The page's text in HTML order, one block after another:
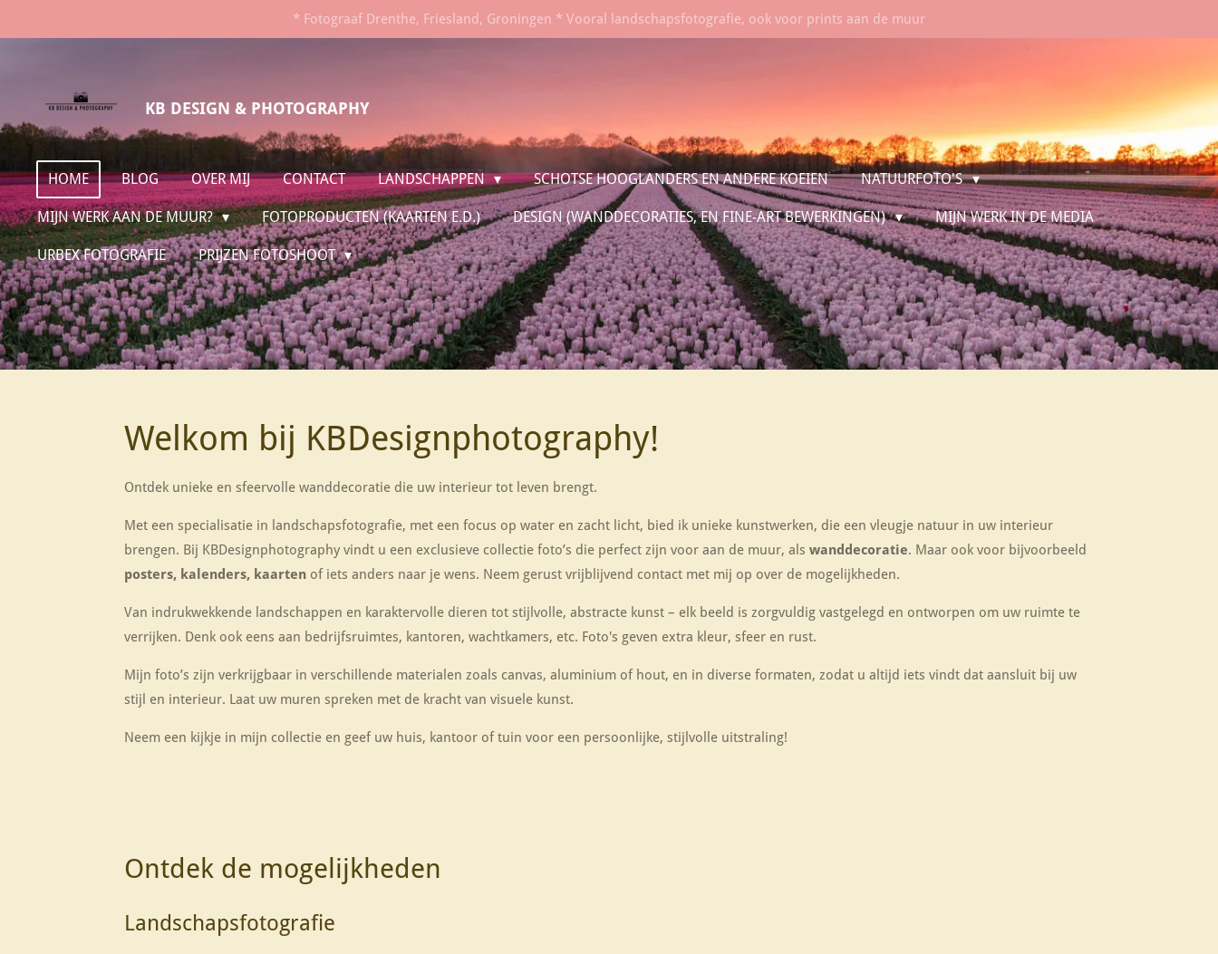
hoofdinhoud
* Fotograaf Drenthe, Friesland, Groningen * Vooral landschapsfotografie, ook voor prints aan de muur
KB DESIGN & PHOTOGRAPHY
HOME BLOG OVER MIJ CONTACT LANDSCHAPPEN SCHOTSE HOOGLANDERS EN ANDERE KOEIEN NATUURFOTO'S
MIJN WERK AAN DE MUUR? FOTOPRODUCTEN (KAARTEN E.D.) DESIGN (WANDDECORATIES, EN FINE-ART BEWERKINGEN) MIJN WERK IN DE MEDIA
URBEX FOTOGRAFIE PRIJZEN FOTOSHOOT
Welkom bij KBDesignphotography!
Ontdek unieke en sfeervolle wanddecoratie die uw interieur tot leven brengt.
Met een specialisatie in landschapsfotografie, met een focus op water en zacht licht, bied ik unieke kunstwerken, die een vleugje natuur in uw interieur
brengen. Bij KBDesignphotography vindt u een exclusieve collectie foto’s die perfect zijn voor aan de muur, als wanddecoratie. Maar ook voor bijvoorbeeld
posters, kalenders, kaarten of iets anders naar je wens. Neem gerust vrijblijvend contact met mij op over de mogelijkheden.
Van indrukwekkende landschappen en karaktervolle dieren tot stijlvolle, abstracte kunst – elk beeld is zorgvuldig vastgelegd en ontworpen om uw ruimte te
verrijken. Denk ook eens aan bedrijfsruimtes, kantoren, wachtkamers, etc. Foto's geven extra kleur, sfeer en rust.
Mijn foto’s zijn verkrijgbaar in verschillende materialen zoals canvas, aluminium of hout, en in diverse formaten, zodat u altijd iets vindt dat aansluit bij uw
stijl en interieur. Laat uw muren spreken met de kracht van visuele kunst.
Neem een kijkje in mijn collectie en geef uw huis, kantoor of tuin voor een persoonlijke, stijlvolle uitstraling!
Ontdek de mogelijkheden
Landschapsfotografie